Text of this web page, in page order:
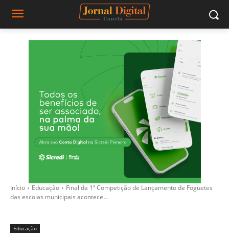
Início Educação
Final da 1ª Competição de Lançamento de Foguetes
das escolas municipais acontece...
Educação